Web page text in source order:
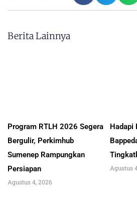
Berita Lainnya
Program RTLH 2026 Segera
Bergulir, Perkimhub
Sumenep Rampungkan
Persiapan
Agustus 4, 2026
Hadapi
Agustus